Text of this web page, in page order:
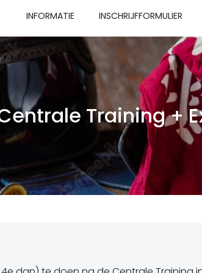
INFORMATIE INSCHRIJFFORMULIER
Training +